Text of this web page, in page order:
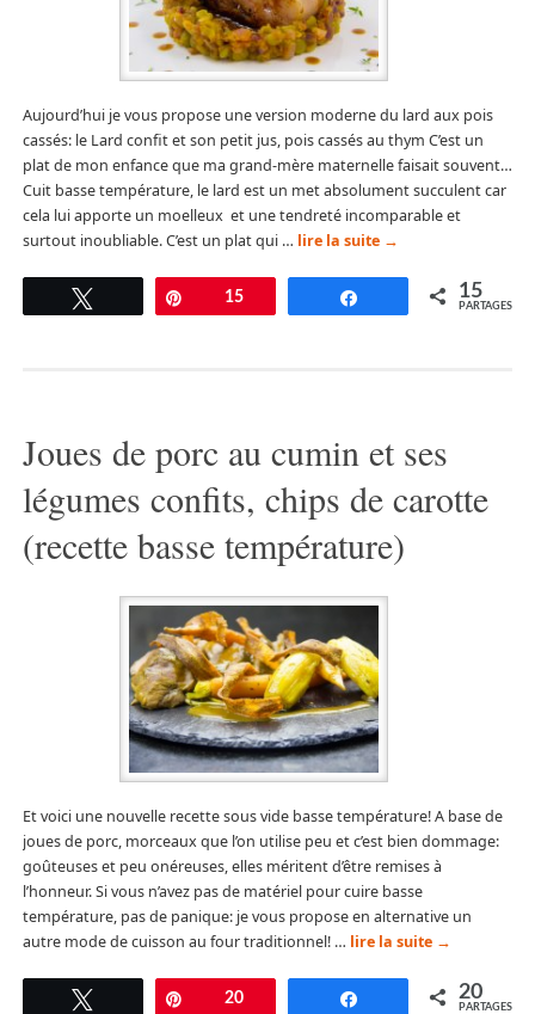
Aujourd’hui je vous propose une version moderne du lard aux pois
cassés: le Lard confit et son petit jus, pois cassés au thym C’est un
plat de mon enfance que ma grand-mère maternelle faisait souvent…
Cuit basse température, le lard est un met absolument succulent car
cela lui apporte un moelleux et une tendreté incomparable et
surtout inoubliable. C’est un plat qui … lire la suite →
Tweetez Épingle
15 Partagez 15
PARTAGES
Joues de porc au cumin et ses
légumes confits, chips de carotte
(recette basse température)
Et voici une nouvelle recette sous vide basse température! A base de
joues de porc, morceaux que l’on utilise peu et c’est bien dommage:
goûteuses et peu onéreuses, elles méritent d’être remises à
l’honneur. Si vous n’avez pas de matériel pour cuire basse
température, pas de panique: je vous propose en alternative un
autre mode de cuisson au four traditionnel! … lire la suite →
Tweetez Épingle
20 Partagez 20
PARTAGES